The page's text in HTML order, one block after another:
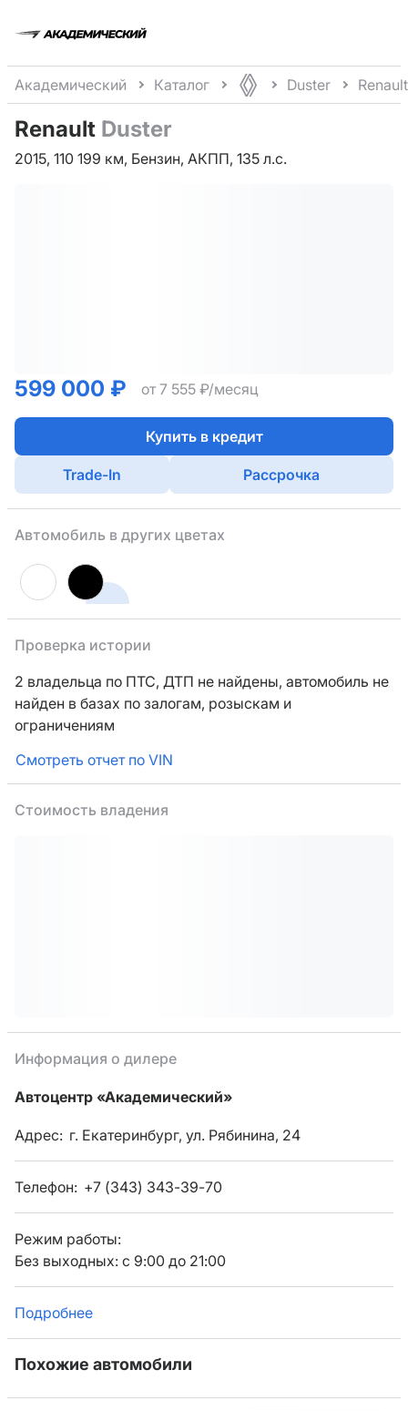
Академический Каталог Duster
Renault Duster
2015, 110 199 км, Бензин, АКПП, 135 л.с.
599 000 ₽ от 7 555 ₽/месяц
Купить в кредит
Trade-In Рассрочка
Автомобиль в других цветах
Проверка истории
2 владельца по ПТС, ДТП не найдены, автомобиль не
найден в базах по залогам, розыскам и
ограничениям
Смотреть отчет по VIN
Стоимость владения
Информация о дилере
Автоцентр «Академический»
Адрес: г. Екатеринбург, ул. Рябинина, 24
Телефон: +7 (343) 343-39-70
Режим работы:
Без выходных: с 9:00 до 21:00
Подробнее
Похожие автомобили